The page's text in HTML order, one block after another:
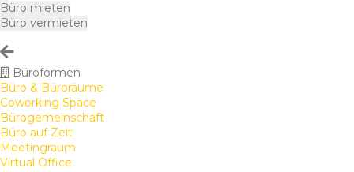
Büro mieten
Büro vermieten
Büroformen
Büro & Büroräume
Coworking Space
Bürogemeinschaft
Büro auf Zeit
Meetingraum
Virtual Office